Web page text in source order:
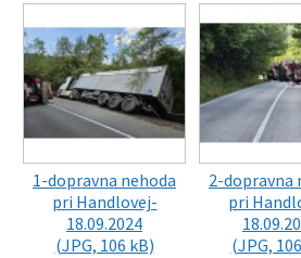
1-dopravna nehoda
pri Handlovej-
18.09.2024
(JPG, 106 kB)
2-dopravna
pri
(JPG,